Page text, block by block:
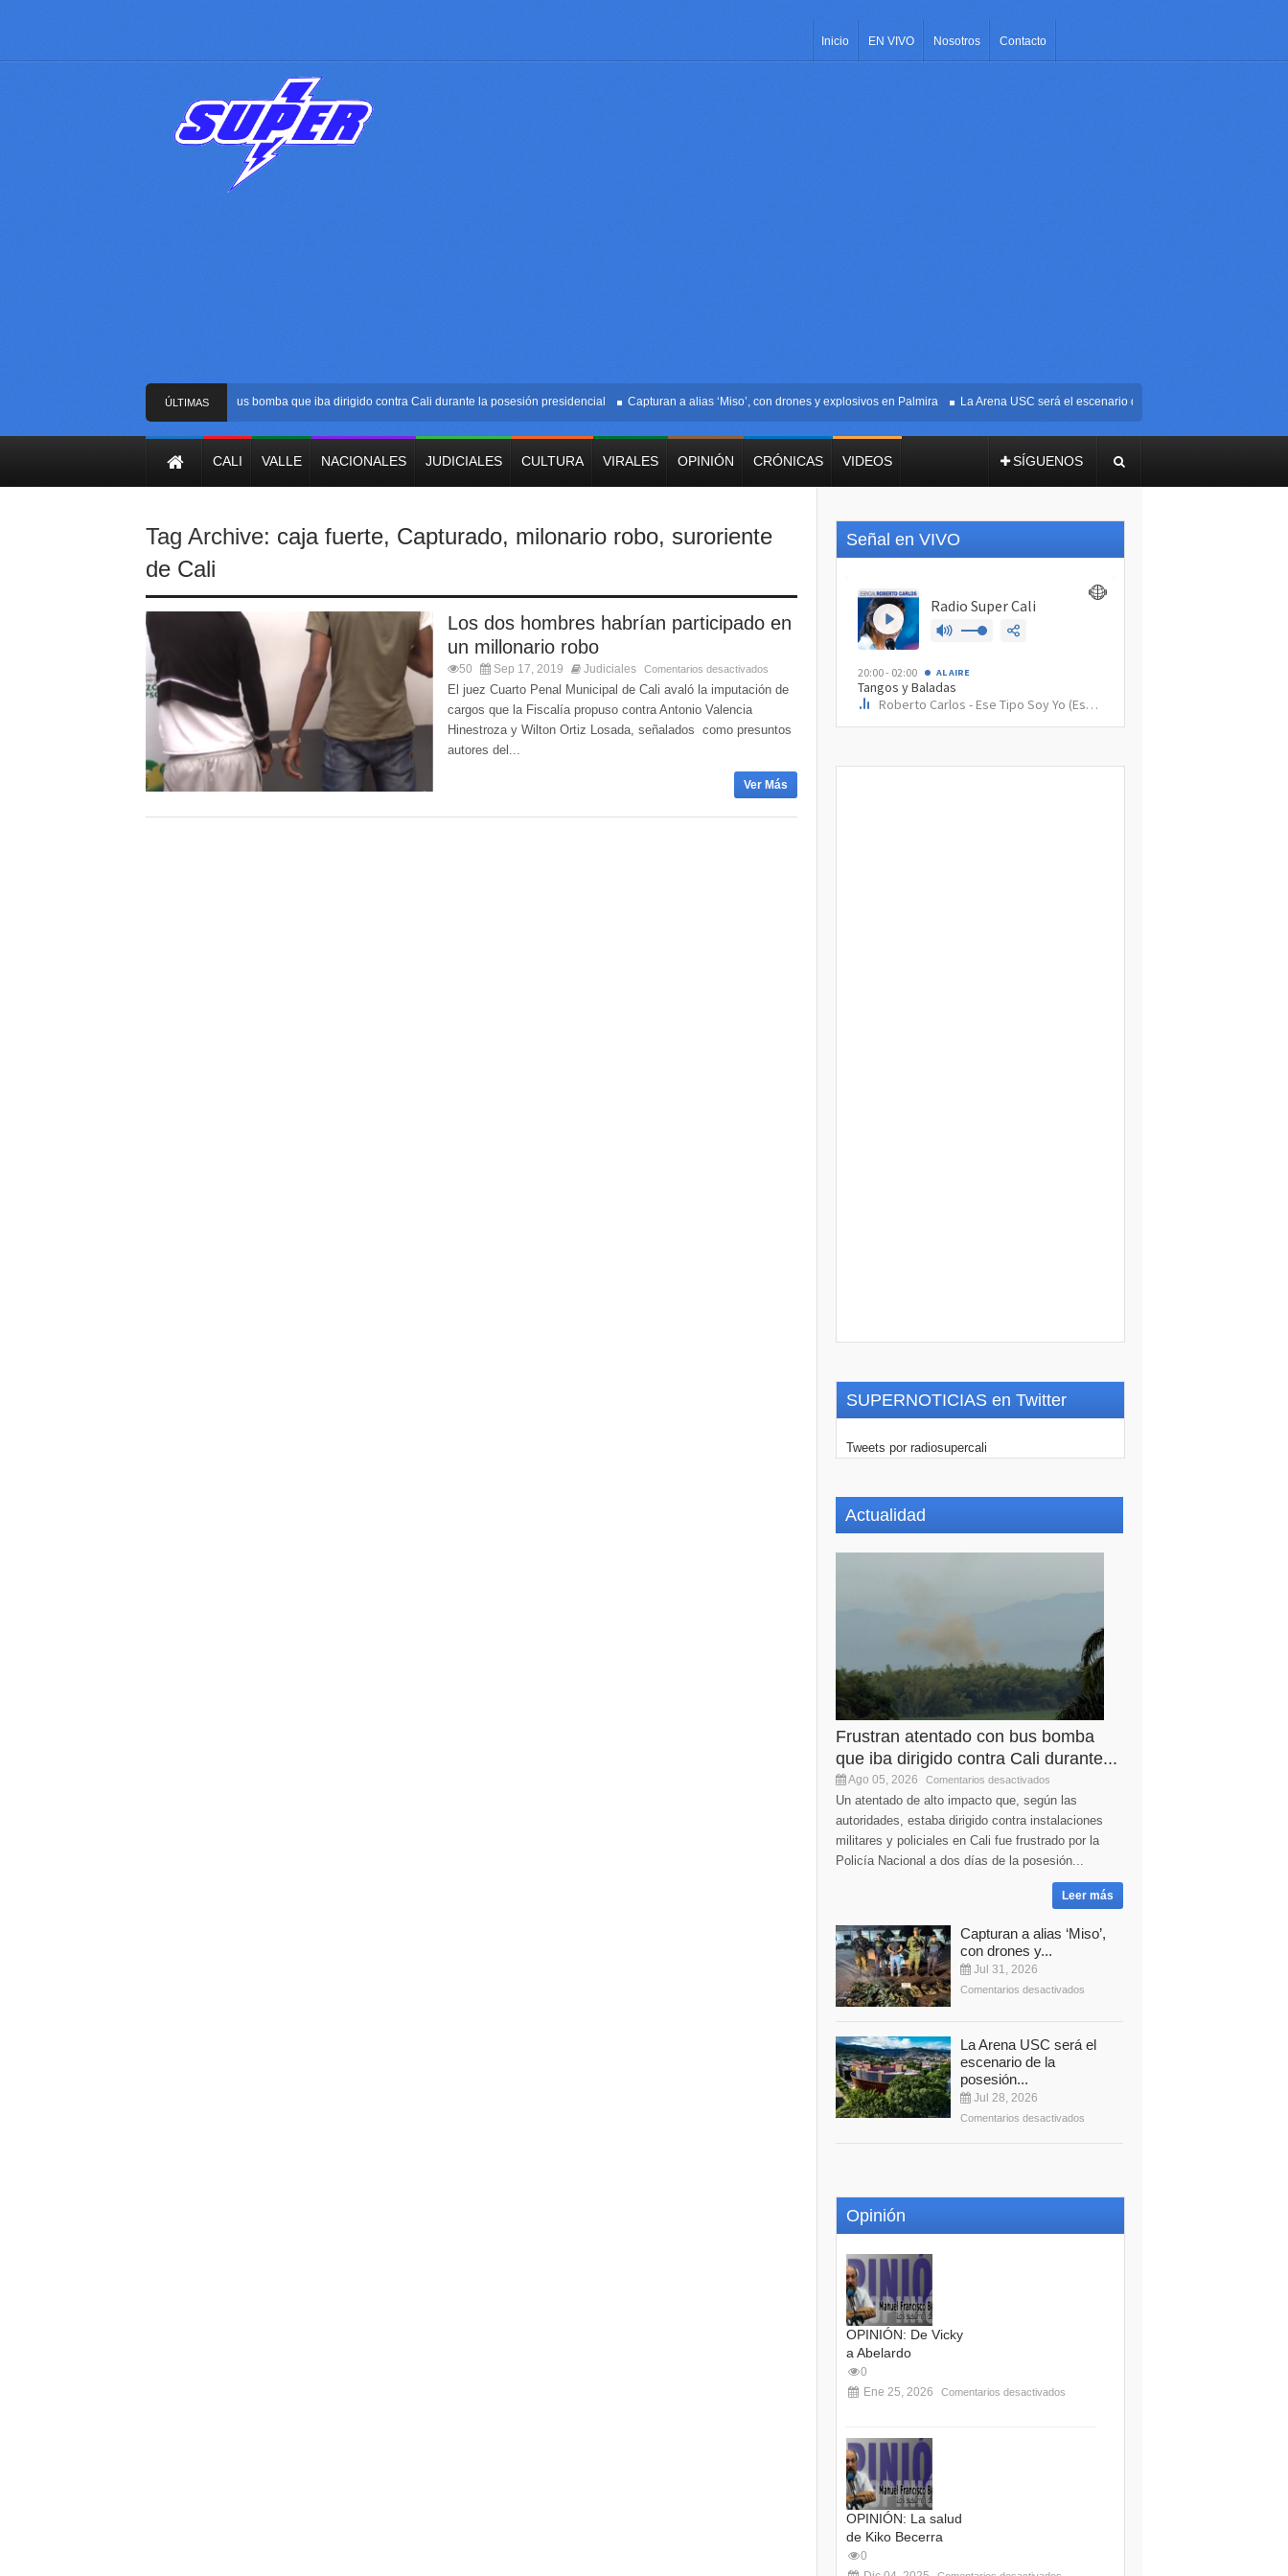
Inicio EN VIVO Nosotros Contacto
ÚLTIMAS
NOTICIAS
Frustran atentado con bus bomba que iba dirigido contra Cali durante la posesión presidencial Capturan a alias ‘Miso’, con drones y explosivos en Palmira La Arena USC será el escenario de la posesión presidencial de
CALI VALLE NACIONALES JUDICIALES CULTURA VIRALES OPINIÓN CRÓNICAS VIDEOS SÍGUENOS
Tag Archive: caja fuerte, Capturado, milonario robo, suroriente
de Cali
Los dos hombres habrían participado en
un millonario robo
50 Sep 17, 2019 Judiciales Comentarios desactivados
El juez Cuarto Penal Municipal de Cali avaló la imputación de
cargos que la Fiscalía propuso contra Antonio Valencia
Hinestroza y Wilton Ortiz Losada, señalados como presuntos
autores del...
Ver Más
Señal en VIVO
SUPERNOTICIAS en Twitter
Tweets por radiosupercali
Actualidad
Frustran atentado con bus bomba
que iba dirigido contra Cali durante...
Ago 05, 2026 Comentarios desactivados
Un atentado de alto impacto que, según las
autoridades, estaba dirigido contra instalaciones
militares y policiales en Cali fue frustrado por la
Policía Nacional a dos días de la posesión...
Leer más
Capturan a alias ‘Miso’,
con drones y...
Jul 31, 2026
Comentarios desactivados
La Arena USC será el
escenario de la
posesión...
Jul 28, 2026
Comentarios desactivados
Opinión
OPINIÓN: De Vicky
a Abelardo
0
Ene 25, 2026
Comentarios desactivados
OPINIÓN: La salud
de Kiko Becerra
0